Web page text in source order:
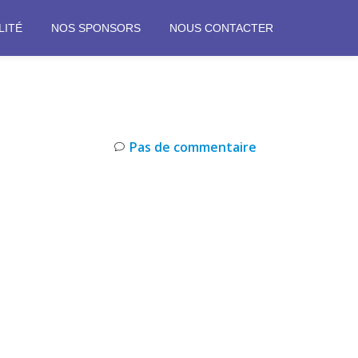
NOS SPONSORS NOUS CONTACTER
Pas de commentaire